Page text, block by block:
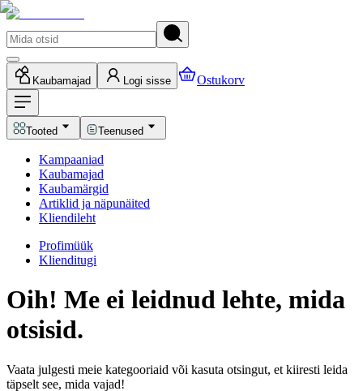
Kaubamajad Logi sisse Ostukorv
Tooted Teenused
Kampaaniad
Kaubamajad
Kaubamärgid
Artiklid ja näpunäited
Kliendileht
Profimüük
Klienditugi
Oih! Me ei leidnud lehte, mida
otsisid.
Vaata julgesti meie kategooriaid või kasuta otsingut, et kiiresti leida
täpselt see, mida vajad!